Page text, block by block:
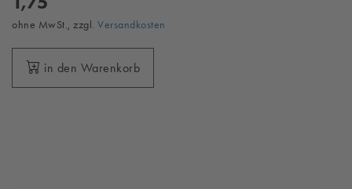
ohne MwSt., zzgl. Versandkosten
in den Warenkorb